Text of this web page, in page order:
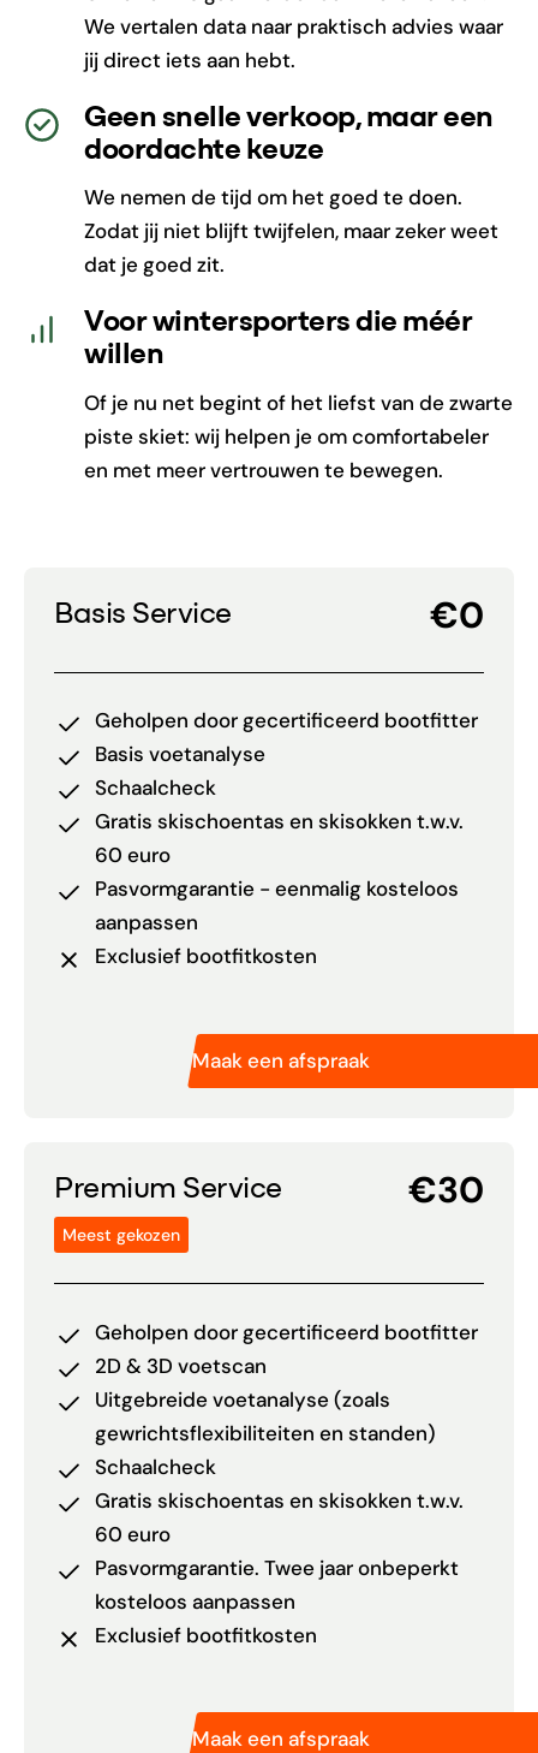
We vertalen data naar praktisch advies waar
jij direct iets aan hebt.
Geen snelle verkoop, maar een
doordachte keuze
We nemen de tijd om het goed te doen.
Zodat jij niet blijft twijfelen, maar zeker weet
dat je goed zit.
Voor wintersporters die méér
willen
Of je nu net begint of het liefst van de zwarte
piste skiet: wij helpen je om comfortabeler
en met meer vertrouwen te bewegen.
Basis Service €0
Geholpen door gecertificeerd bootfitter
Basis voetanalyse
Schaalcheck
Gratis skischoentas en skisokken t.w.v.
60 euro
Pasvormgarantie - eenmalig kosteloos
aanpassen
Exclusief bootfitkosten
Maak een afspraak
Premium Service
Meest gekozen
€30
Geholpen door gecertificeerd bootfitter
2D & 3D voetscan
Uitgebreide voetanalyse (zoals
gewrichtsflexibiliteiten en standen)
Schaalcheck
Gratis skischoentas en skisokken t.w.v.
60 euro
Pasvormgarantie. Twee jaar onbeperkt
kosteloos aanpassen
Exclusief bootfitkosten
Maak een afspraak